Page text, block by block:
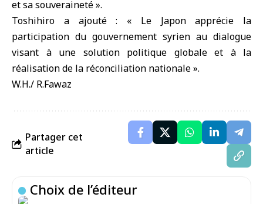
et sa souveraineté ».
Toshihiro a ajouté : « Le Japon apprécie la
participation du gouvernement syrien au dialogue
visant à une solution politique globale et à la
réalisation de la réconciliation nationale ».
W.H./ R.Fawaz
Partager cet
article
Choix de l’éditeur